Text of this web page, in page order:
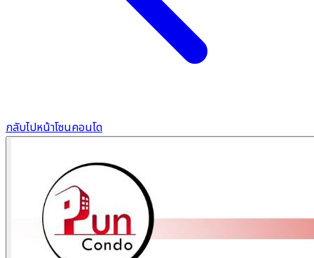
กลับไปหน้าโซนคอนโด